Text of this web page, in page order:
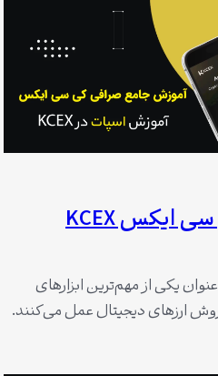
اسپات صرافی کی سی ایکس KCEX
یکی از مهم‌ترین ابزارهای
ارزهای دیجیتال عمل می‌کنند.